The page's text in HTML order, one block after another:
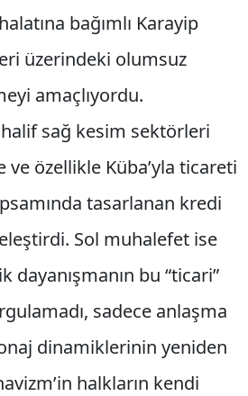
bağımlı Karayip
üzerindeki olumsuz
amaçlıyordu.
sağ kesim sektörleri
ve özellikle Küba’yla ticareti
tasarlanan kredi
Sol muhalefet ise
dayanışmanın bu “ticari”
sadece anlaşma
dinamiklerinin yeniden
halkların kendi